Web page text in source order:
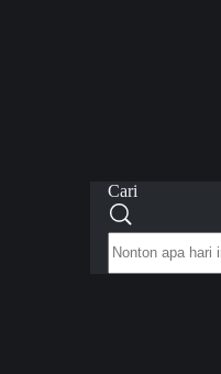
Cari